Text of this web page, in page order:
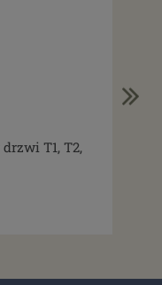
T1, T2,